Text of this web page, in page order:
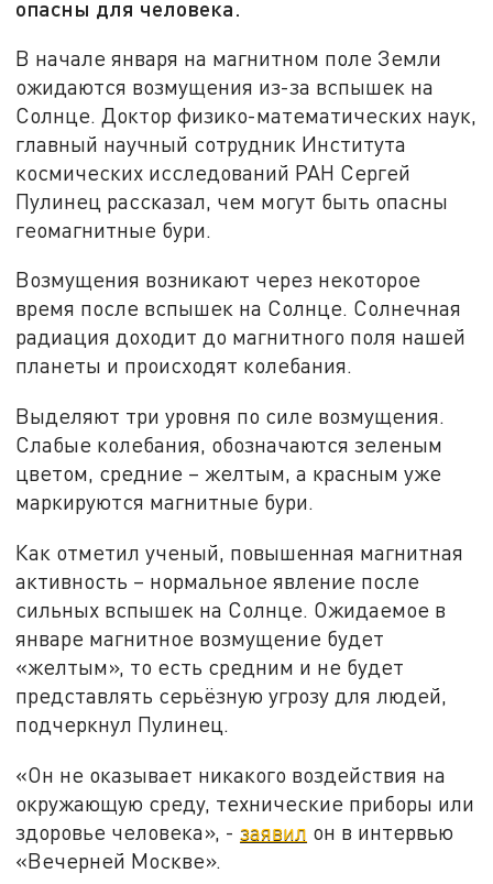
опасны для человека.
В начале января на магнитном поле Земли
ожидаются возмущения из-за вспышек на
Солнце. Доктор физико-математических наук,
главный научный сотрудник Института
космических исследований РАН Сергей
Пулинец рассказал, чем могут быть опасны
геомагнитные бури.
Возмущения возникают через некоторое
время после вспышек на Солнце. Солнечная
радиация доходит до магнитного поля нашей
планеты и происходят колебания.
Выделяют три уровня по силе возмущения.
Слабые колебания, обозначаются зеленым
цветом, средние – желтым, а красным уже
маркируются магнитные бури.
Как отметил ученый, повышенная магнитная
активность – нормальное явление после
сильных вспышек на Солнце. Ожидаемое в
январе магнитное возмущение будет
«желтым», то есть средним и не будет
представлять серьёзную угрозу для людей,
подчеркнул Пулинец.
«Он не оказывает никакого воздействия на
окружающую среду, технические приборы или
здоровье человека», - заявил он в интервью
«Вечерней Москве».